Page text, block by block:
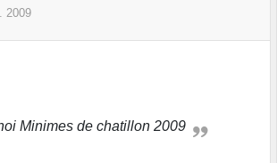
2009
Minimes de chatillon 2009